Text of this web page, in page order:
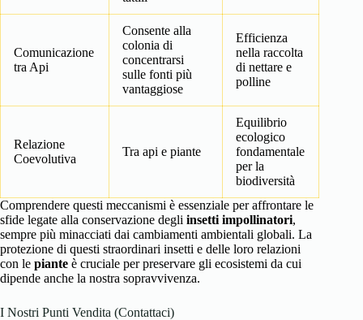
Comunicazione
tra Api
Consente alla
colonia di
concentrarsi
sulle fonti più
vantaggiose
Efficienza
nella raccolta
di nettare e
polline
Relazione
Coevolutiva
Tra api e piante
Equilibrio
ecologico
fondamentale
per la
biodiversità
Comprendere questi meccanismi è essenziale per affrontare le
sfide legate alla conservazione degli insetti impollinatori,
sempre più minacciati dai cambiamenti ambientali globali. La
protezione di questi straordinari insetti e delle loro relazioni
con le piante è cruciale per preservare gli ecosistemi da cui
dipende anche la nostra sopravvivenza.
I Nostri Punti Vendita (Contattaci)